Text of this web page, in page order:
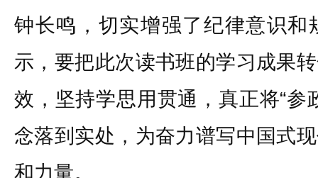
钟长鸣，切实增强了纪律意识和
示，要把此次读书班的学习成果
效，坚持学思用贯通，真正将“参
念落到实处，为奋力谱写中国式
和力量。